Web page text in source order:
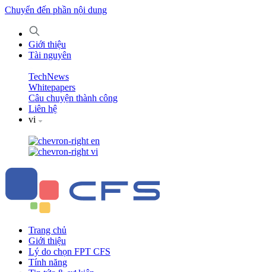
Chuyển đến phần nội dung
Giới thiệu
Tài nguyên
TechNews
Whitepapers
Câu chuyện thành công
Liên hệ
vi
en
vi
Trang chủ
Giới thiệu
Lý do chọn FPT CFS
Tính năng